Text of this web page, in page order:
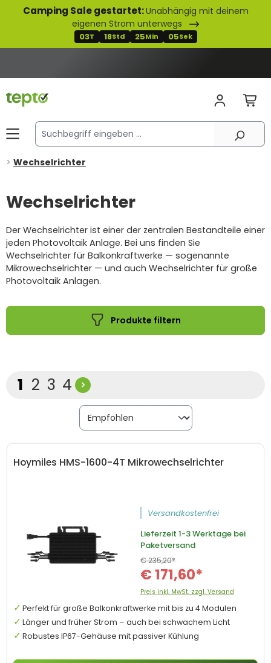
springen
Camping Sale gestartet:Unabhängig mit deinem
eigenen Strom unterwegs
03T 18Std 25Min 04Sek
Wechselrichter
Wechselrichter
Der Wechselrichter ist einer der zentralen Bestandteile einer
jeden Photovoltaik Anlage. Bei uns finden Sie
Wechselrichter für Balkonkraftwerke — sogenannte
Mikrowechselrichter — und auch Wechselrichter für große
Photovoltaik Anlagen.
Produkte filtern
Seite
1 Seite
2 Seite
3 Seite
4
Hoymiles HMS-1600-4T Mikrowechselrichter
Versandkostenfrei
Lieferzeit 1-3 Werktage bei
Paketversand
€ 171,60*
€ 235,20*
Preis inkl. MwSt. zzgl. Versand
Perfekt für große Balkonkraftwerke mit bis zu 4 Modulen
Länger und früher Strom – auch bei schwachem Licht
Robustes IP67-Gehäuse mit passiver Kühlung